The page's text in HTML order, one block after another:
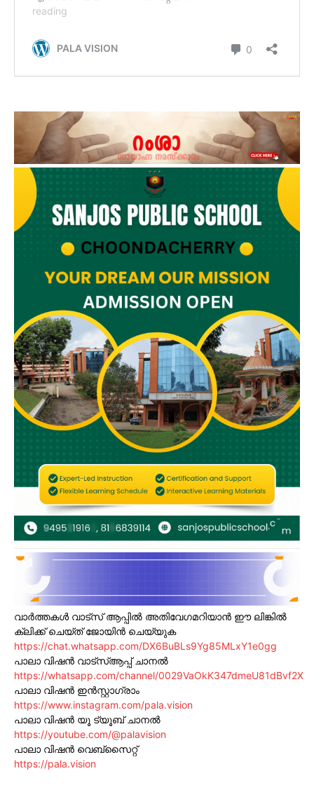
വാർത്തകൾ വാട്സ് ആപ്പിൽ അതിവേഗമറിയാൻ ഈ ലിങ്കിൽ
ക്ലിക്ക് ചെയ്ത് ജോയിൻ ചെയ്യുക
https://chat.whatsapp.com/DX6BuBLs9Yg85MLxY1e0gg
പാലാ വിഷൻ വാട്സ്ആപ്പ് ചാനൽ
https://whatsapp.com/channel/0029VaOkK347dmeU81dBvf2X
പാലാ വിഷൻ ഇൻസ്റ്റാഗ്രാം
https://www.instagram.com/pala.vision
പാലാ വിഷൻ യൂ ട്യൂബ് ചാനൽ
https://youtube.com/@palavision
പാലാ വിഷൻ വെബ്സൈറ്റ്
https://pala.vision